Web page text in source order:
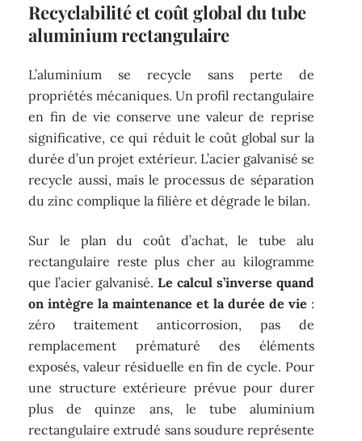
Recyclabilité et coût global du tube
aluminium rectangulaire
L’aluminium se recycle sans perte de
propriétés mécaniques. Un profil rectangulaire
en fin de vie conserve une valeur de reprise
significative, ce qui réduit le coût global sur la
durée d’un projet extérieur. L’acier galvanisé se
recycle aussi, mais le processus de séparation
du zinc complique la filière et dégrade le bilan.
Sur le plan du coût d’achat, le tube alu
rectangulaire reste plus cher au kilogramme
que l’acier galvanisé. Le calcul s’inverse quand
on intègre la maintenance et la durée de vie :
zéro traitement anticorrosion, pas de
remplacement prématuré des éléments
exposés, valeur résiduelle en fin de cycle. Pour
une structure extérieure prévue pour durer
plus de quinze ans, le tube aluminium
rectangulaire extrudé sans soudure représente